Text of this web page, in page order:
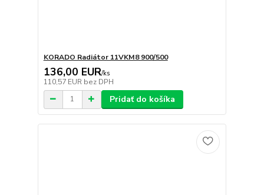
KORADO Radiátor 11VKM8 900/500
136,00 EUR/ks
110,57 EUR bez DPH
Pridať do košíka